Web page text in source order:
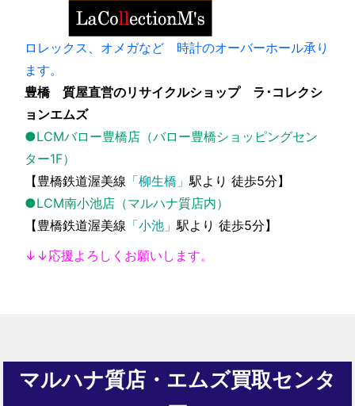
ロレックス、オメガなど 時計のオーバーホール承り
ます。
豊橋 質屋直営のリサイクルショップ ラ･コレクシ
ョンエムズ
●LCMバロー豊橋店（バロー豊橋ショッピングセン
ター1F）
【豊橋鉄道渥美線 「柳生橋」駅より 徒歩5分】
●LCM南小池店（マルハナ質店内）
【豊橋鉄道渥美線 「小池」駅より 徒歩5分】
↓↓応援よろしくお願いします。
マルハナ質店・エムズ買取センタ